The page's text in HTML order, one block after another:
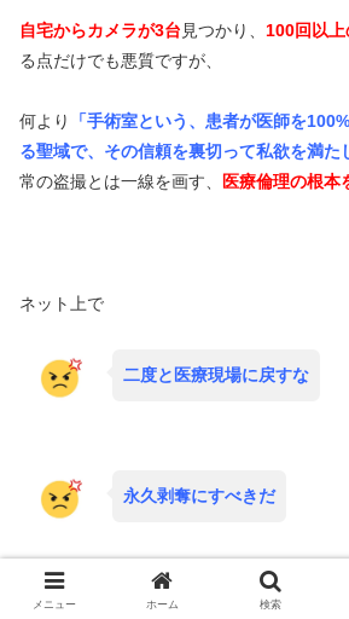
自宅からカメラが3台 見つかり、 100回以
る点だけでも悪質ですが、
何より
「手術室という、患者が医師を
る聖域で、その信頼を裏切って私欲を満た
常の盗撮とは一線を画す、
医療倫理の根本
ネット上で
二度と医療現場に戻すな
永久剥奪にすべきだ
という激しい怒りの声が溢れるのは当然で
メニュー ホーム 検索